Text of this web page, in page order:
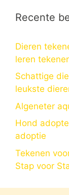
Recente
Dieren
leren
Schattige
leukste
Algeneter
Hond
adoptie
Tekenen
Stap voor